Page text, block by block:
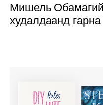
Мишель
худалдаанд гарна